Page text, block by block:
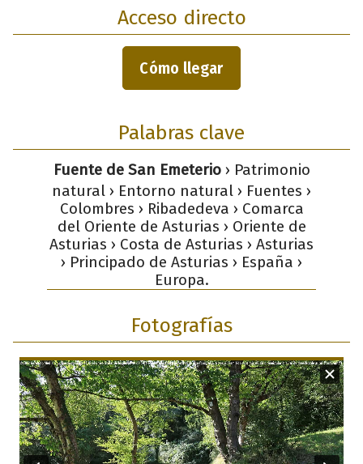
Acceso directo
Cómo llegar
Palabras clave
Fuente de San Emeterio› Patrimonio
natural › Entorno natural › Fuentes ›
Colombres › Ribadedeva › Comarca
del Oriente de Asturias › Oriente de
Asturias › Costa de Asturias › Asturias
› Principado de Asturias › España ›
Europa.
Fotografías